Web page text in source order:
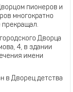
пионеров и
многократно
Дворца
4, в здании
имени
в Дворец детства